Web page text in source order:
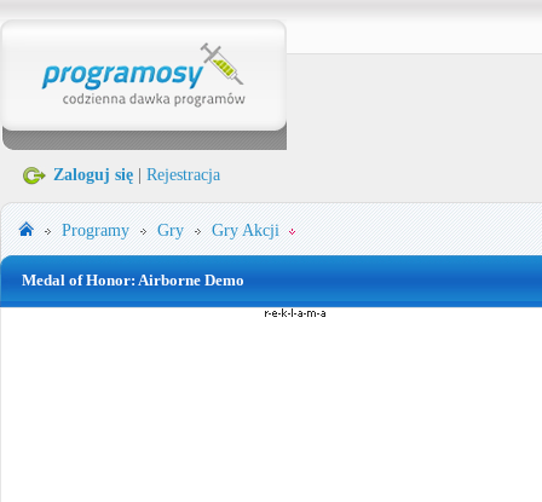
Zaloguj się Rejestracja
Programy Gry Gry Akcji
Medal of Honor: Airborne Demo